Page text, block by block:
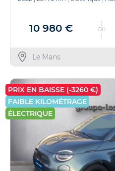
10 980 € OU
Le Mans
PRIX EN BAISSE (-3260 €)
FAIBLE KILOMÉTRAGE
ÉLECTRIQUE